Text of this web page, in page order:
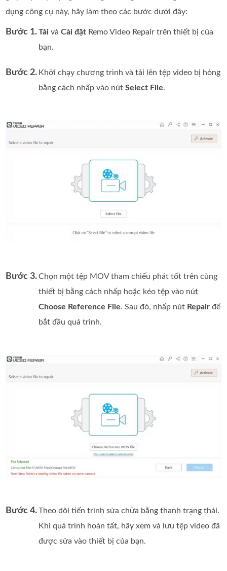
dụng công cụ này, hãy làm theo các bước dưới đây:
Bước 1. Tải vàCài đặt Remo Video Repair trên thiết bị của
bạn.
Bước 2. Khởi chạy chương trình và tải lên tệp video bị hỏng
bằng cách nhấp vào nútSelect File.
Bước 3. Chọn một tệp MOV tham chiếu phát tốt trên cùng
thiết bị bằng cách nhấp hoặc kéo tệp vào nút
Choose Reference File. Sau đó, nhấp nút Repair để
bắt đầu quá trình.
Bước 4. Theo dõi tiến trình sửa chữa bằng thanh trạng thái.
Khi quá trình hoàn tất, hãy xem và lưu tệp video đã
được sửa vào thiết bị của bạn.